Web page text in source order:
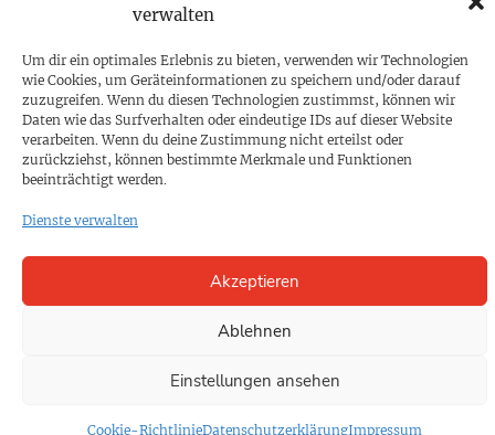
verwalten
Um dir ein optimales Erlebnis zu bieten, verwenden wir Technologien
wie Cookies, um Geräteinformationen zu speichern und/oder darauf
zuzugreifen. Wenn du diesen Technologien zustimmst, können wir
Daten wie das Surfverhalten oder eindeutige IDs auf dieser Website
verarbeiten. Wenn du deine Zustimmung nicht erteilst oder
zurückziehst, können bestimmte Merkmale und Funktionen
beeinträchtigt werden.
Dienste verwalten
Akzeptieren
Ablehnen
Einstellungen ansehen
Cookie-RichtlinieDatenschutzerklärungImpressum
Impressum
SPENDEN
Datenschutz